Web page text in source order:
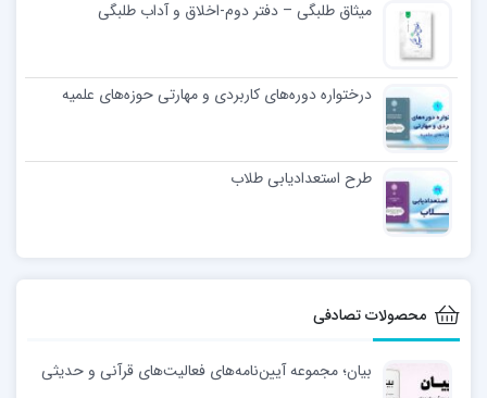
میثاق طلبگی – دفتر دوم-اخلاق و آداب طلبگی
درختواره دوره‌های کاربردی و مهارتی حوزه‌های علمیه
طرح استعدادیابی طلاب
محصولات تصادفی
بیان؛ مجموعه آیین‌نامه‌های فعالیت‌های قرآنی و حدیثی